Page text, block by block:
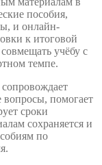
пособия,
и онлайн-
к итоговой
учёбу с
темпе.
вопросы, помогает
сроки
сохраняется и
по